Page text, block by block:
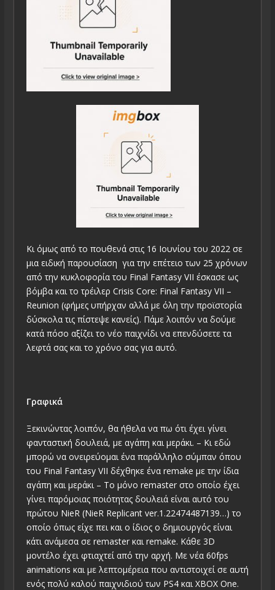
Κι όμως από το πουθενά στις 16 Ιουνίου του 2022 σε
μια ειδική παρουσίαση για την επέτειο των 25 χρόνων
από την κυκλοφορία του Final Fantasy VII έσκασε ως
βόμβα και το τρέιλερ Crisis Core: Final Fantasy VII –
Reunion (φήμες υπήρχαν αλλά με όλη την προϊστορία
δύσκολα τις πίστεψε κανείς). Πάμε λοιπόν να δούμε
κατά πόσο αξίζει το νέο παιχνίδι να επενδύσετε τα
λεφτά σας και το χρόνο σας για αυτό.
Γραφικά
Ξεκινώντας λοιπόν, θα ήθελα να πω ότι έχει γίνει
φανταστική δουλειά, με αγάπη και μεράκι. – Κι εδώ
μπορώ να ονειρεύομαι ένα παράλληλο σύμπαν όπου
του Final Fantasy VII δέχθηκε ένα remake με την ίδια
αγάπη και μεράκι – Το μόνο remaster στο οποίο έχει
γίνει παρόμοιας ποιότητας δουλειά είναι αυτό του
πρώτου NieR (NieR Replicant ver.1.22474487139…) το
οποίο όπως είχε πει και ο ίδιος ο δημιουργός είναι
κάτι ανάμεσα σε remaster και remake. Κάθε 3D
μοντέλο έχει φτιαχτεί από την αρχή. Με νέα 60fps
animations και με λεπτομέρεια που αντιστοιχεί σε αυτή
ενός πολύ καλού παιχνιδιού των PS4 και XBOX One.